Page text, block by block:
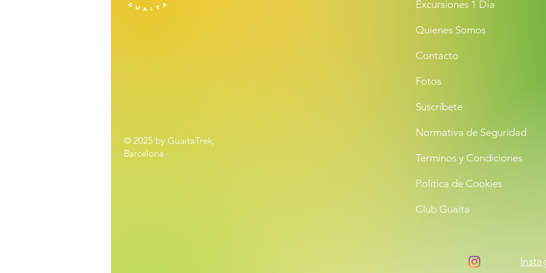
© 2025 by GuaitaTrek,
Barcelona.
Excursiones 1 Día
Quienes Somos
Contacto
Fotos
Suscríbete
Normativa de Seguridad
Terminos y Condiciones
Política de Cookies
Club Guaita